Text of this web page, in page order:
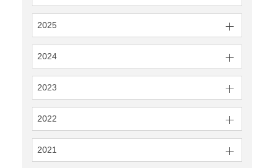
2025
2024
2023
2022
2021